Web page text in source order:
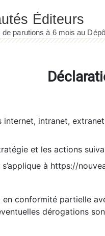
internet, intranet,
et les actions
à https://
en conformité partielle
dérogations